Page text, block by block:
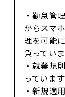
・勤怠管
からスマ
理を可能
負っていま
・就業規
っています
・新規適